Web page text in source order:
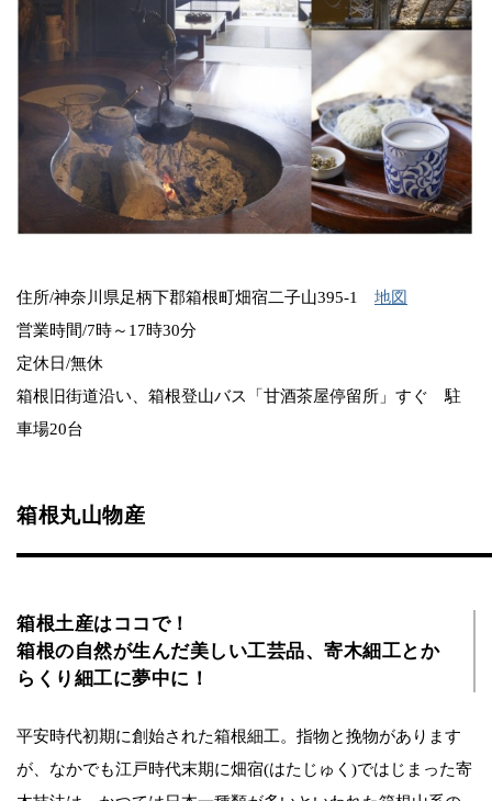
住所/神奈川県足柄下郡箱根町畑宿二子山395‐1 地図
営業時間/7時～17時30分
定休日/無休
箱根旧街道沿い、箱根登山バス「甘酒茶屋停留所」すぐ 駐
車場20台
箱根丸山物産
箱根土産はココで！
箱根の自然が生んだ美しい工芸品、寄木細工とか
らくり細工に夢中に！
平安時代初期に創始された箱根細工。指物と挽物があります
が、なかでも江戸時代末期に畑宿(はたじゅく)ではじまった寄